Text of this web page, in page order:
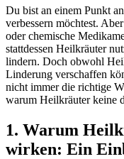
Du bist an einem Punkt
verbessern möchtest.
oder chemische
stattdessen Heilkräuter
lindern. Doch obwohl
Linderung verschaffen
nicht immer die richtige
warum Heilkräuter keine
1. Warum
wirken: Ein